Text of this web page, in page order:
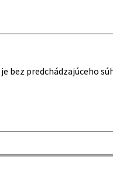
predchádzajúceho